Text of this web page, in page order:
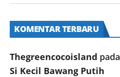
KOMENTAR TERBARU
Thegreencocoisland pada
Si Kecil Bawang Putih